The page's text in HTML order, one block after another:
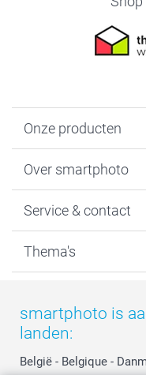
Onze producten
Fotoboeken
Fotocadeaus
Kaarten
Over smartphoto
Vacatures
Bestelproces
Privacy
Cookiebeleid
Reviews
Service & contact
Tevredenheidsgarantie
smartbonus
smartfriends
service@smartphoto.nl
Thema's
Moederdag
Vaderdag
Huwelijk
smartphoto is
landen:
België - Belgique -